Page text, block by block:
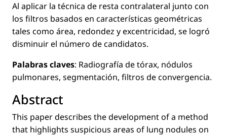
Al aplicar la técnica de resta contralateral junto con
los ﬁltros basados en características geométricas
tales como área, redondez y excentricidad, se logró
disminuir el número de candidatos.
Palabras claves: Radiografía de tórax, nódulos
pulmonares, segmentación, ﬁltros de convergencia.
Abstract
This paper describes the development of a method
that highlights suspicious areas of lung nodules on